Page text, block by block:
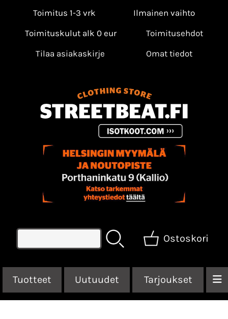
Toimitus 1-3 vrk
Ilmainen vaihto
Toimituskulut alk 0 eur
Toimitusehdot
Tilaa asiakaskirje
Omat tiedot
Ostoskori
Tuotteet Uutuudet Tarjoukset